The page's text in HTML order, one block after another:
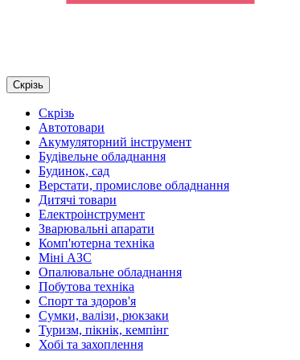
Скрізь
Скрізь
Автотовари
Акумуляторний інструмент
Будівельне обладнання
Будинок, сад
Верстати, промислове обладнання
Дитячі товари
Електроінструмент
Зварювальні апарати
Комп'ютерна техніка
Міні АЗС
Опалювальне обладнання
Побутова техніка
Спорт та здоров'я
Сумки, валізи, рюкзаки
Туризм, пікнік, кемпінг
Хобі та захоплення